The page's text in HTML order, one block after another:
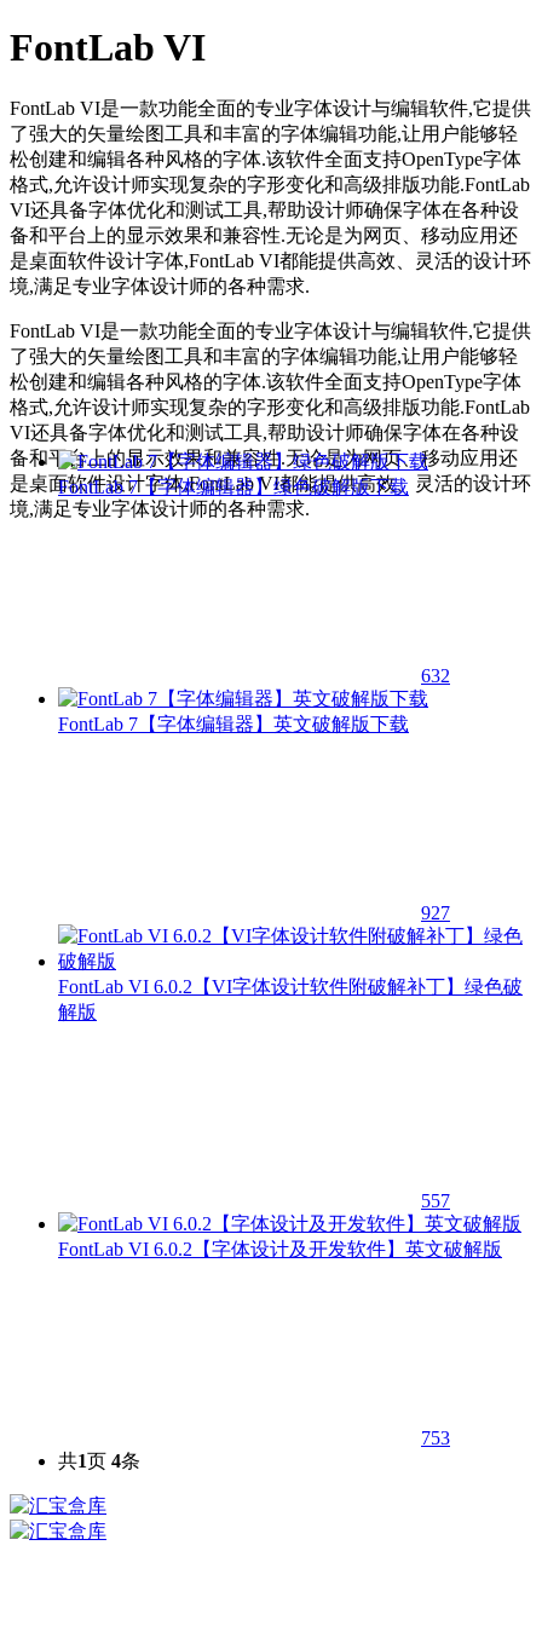
FontLab VI
FontLab VI是一款功能全面的专业字体设计与编辑软件,它提供
了强大的矢量绘图工具和丰富的字体编辑功能,让用户能够轻
松创建和编辑各种风格的字体.该软件全面支持OpenType字体
格式,允许设计师实现复杂的字形变化和高级排版功能.FontLab
VI还具备字体优化和测试工具,帮助设计师确保字体在各种设
备和平台上的显示效果和兼容性.无论是为网页、移动应用还
是桌面软件设计字体,FontLab VI都能提供高效、灵活的设计环
境,满足专业字体设计师的各种需求.
FontLab VI是一款功能全面的专业字体设计与编辑软件,它提供
了强大的矢量绘图工具和丰富的字体编辑功能,让用户能够轻
松创建和编辑各种风格的字体.该软件全面支持OpenType字体
格式,允许设计师实现复杂的字形变化和高级排版功能.FontLab
VI还具备字体优化和测试工具,帮助设计师确保字体在各种设
备和平台上的显示效果和兼容性.无论是为网页、移动应用还
是桌面软件设计字体,FontLab VI都能提供高效、灵活的设计环
境,满足专业字体设计师的各种需求.
FontLab 7【字体编辑器】绿色破解版下载
632
FontLab 7【字体编辑器】英文破解版下载
927
FontLab VI 6.0.2【VI字体设计软件附破解补丁】绿色破
解版
557
FontLab VI 6.0.2【字体设计及开发软件】英文破解版
753
共1页 4条